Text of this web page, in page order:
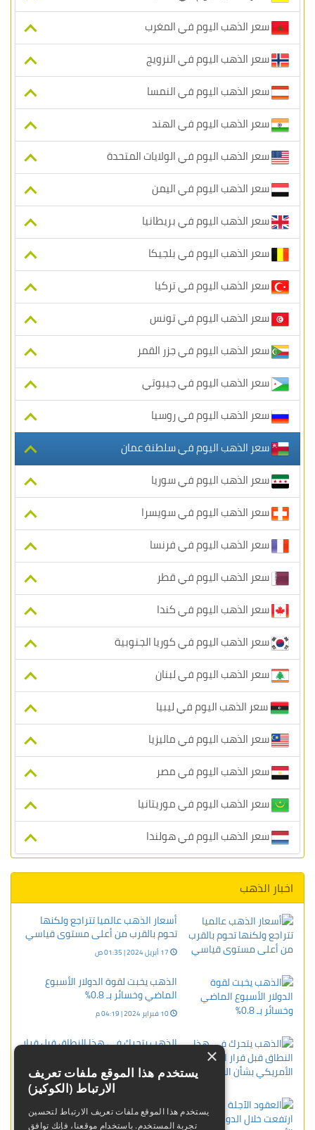
سعر الذهب اليوم في المغرب
سعر الذهب اليوم في النرويج
سعر الذهب اليوم في النمسا
سعر الذهب اليوم في الهند
سعر الذهب اليوم في الولايات المتحدة
سعر الذهب اليوم في اليمن
سعر الذهب اليوم في بريطانيا
سعر الذهب اليوم في بلجيكا
سعر الذهب اليوم في تركيا
سعر الذهب اليوم في تونس
سعر الذهب اليوم في جزر القمر
سعر الذهب اليوم في جيبوتي
سعر الذهب اليوم في روسيا
سعر الذهب اليوم في سلطنة عمان
سعر الذهب اليوم في سوريا
سعر الذهب اليوم في سويسرا
سعر الذهب اليوم في فرنسا
سعر الذهب اليوم في قطر
سعر الذهب اليوم في كندا
سعر الذهب اليوم في كوريا الجنوبية
سعر الذهب اليوم في لبنان
سعر الذهب اليوم في ليبيا
سعر الذهب اليوم في ماليزيا
سعر الذهب اليوم في مصر
سعر الذهب اليوم في موريتانيا
سعر الذهب اليوم في هولندا
اخبار الذهب
أسعار الذهب عالميا تتراجع ولكنها
تحوم بالقرب من أعلى مستوى قياسي
الذهب يخبت لقوة الدولار الأسبوع
الماضي وخسائر بـ 0.8%
الذهب يتحرك في هذا النطاق قبل قرار
13 ديسمبر 2023 | 12:20 م
العقود الآجلة للذهب ارتفعت خلال
الدورة الأوروبيه
×
يستخدم هذا الموقع ملفات تعريف
الارتباط (الكوكيز)
يستخدم هذا الموقع ملفات تعريف الارتباط لتحسين
تجربة المستخدم. باستخدام موقعنا، فإنك توافق